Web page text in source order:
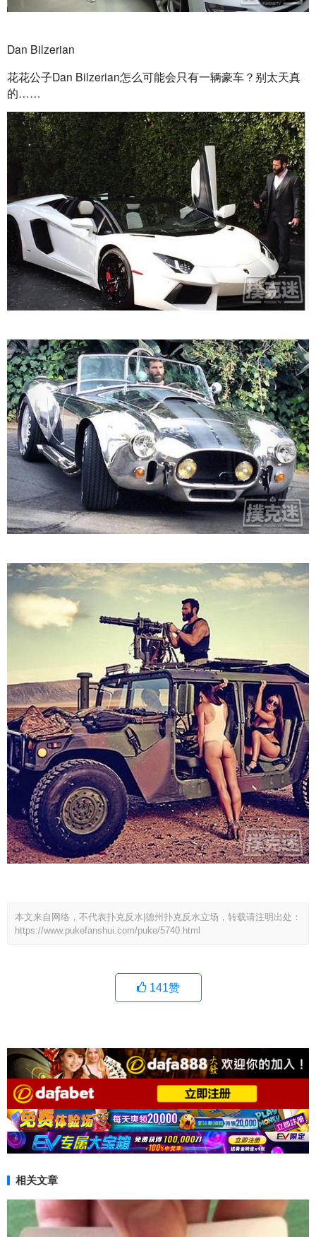
Dan Bilzerian
花花公子Dan Bilzerian怎么可能会只有一辆豪车？别太天真
的……
本文来自网络，不代表扑克反水|德州扑克反水立场，转载请注明出处：
https://www.pukefanshui.com/puke/5740.html
141赞
相关文章